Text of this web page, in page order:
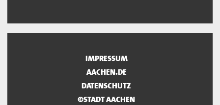
IMPRESSUM
AACHEN.DE
DATENSCHUTZ
©STADT AACHEN